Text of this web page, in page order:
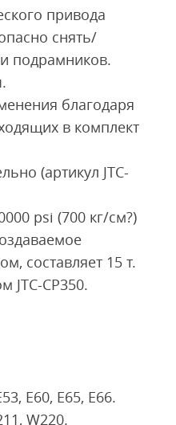
привода
снять/
подрамников.
благодаря
в комплект
(артикул JTC-
psi (700 кг/см?)
составляет 15 т.
JTC-CP350.
E60, E65, E66.
W220.